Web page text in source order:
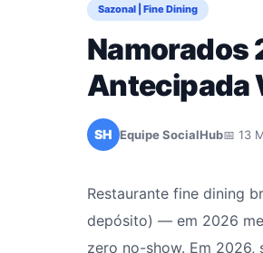
Sazonal | Fine Dining
Namorados
Antecipada
SH Equipe SocialHub📅 13
Restaurante fine dining
depósito) — em 2026
zero no-show. Em 2026,